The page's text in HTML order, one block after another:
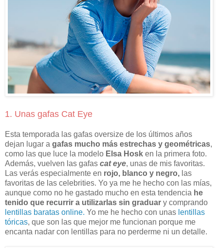
1. Unas gafas Cat Eye
Esta temporada las gafas oversize de los últimos años
dejan lugar a gafas mucho más estrechas y geométricas,
como las que luce la modelo Elsa Hosk en la primera foto.
Además, vuelven las gafas cat eye, unas de mis favoritas.
Las verás especialmente en rojo, blanco y negro, las
favoritas de las celebrities. Yo ya me he hecho con las mías,
aunque como no he gastado mucho en esta tendencia he
tenido que recurrir a utilizarlas sin graduar y comprando
lentillas baratas online. Yo me he hecho con unas lentillas
tóricas, que son las que mejor me funcionan porque me
encanta nadar con lentillas para no perderme ni un detalle.